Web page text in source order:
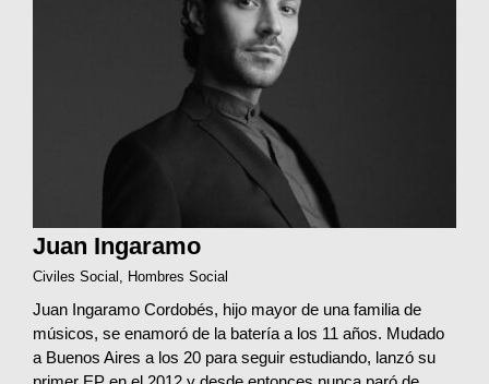
Juan Ingaramo
Civiles Social Hombres Social
Juan Ingaramo Cordobés, hijo mayor de una familia de
músicos, se enamoró de la batería a los 11 años. Mudado
a Buenos Aires a los 20 para seguir estudiando, lanzó su